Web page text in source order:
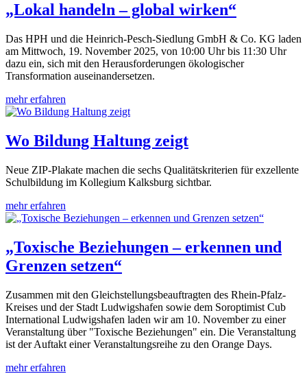
„Lokal handeln – global wirken“
Das HPH und die Heinrich-Pesch-Siedlung GmbH & Co. KG laden
am Mittwoch, 19. November 2025, von 10:00 Uhr bis 11:30 Uhr
dazu ein, sich mit den Herausforderungen ökologischer
Transformation auseinandersetzen.
mehr erfahren
Wo Bildung Haltung zeigt
Neue ZIP-Plakate machen die sechs Qualitätskriterien für exzellente
Schulbildung im Kollegium Kalksburg sichtbar.
mehr erfahren
„Toxische Beziehungen – erkennen und
Grenzen setzen“
Zusammen mit den Gleichstellungsbeauftragten des Rhein-Pfalz-
Kreises und der Stadt Ludwigshafen sowie dem Soroptimist Cub
International Ludwigshafen laden wir am 10. November zu einer
Veranstaltung über "Toxische Beziehungen" ein. Die Veranstaltung
ist der Auftakt einer Veranstaltungsreihe zu den Orange Days.
mehr erfahren